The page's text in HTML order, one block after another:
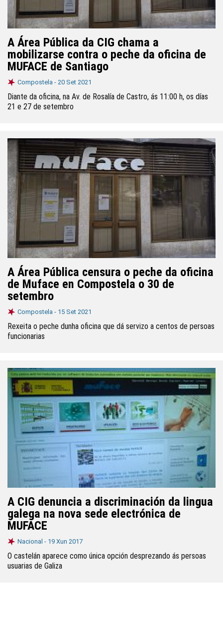
A Área Pública da CIG chama a
mobilizarse contra o peche da oficina de
MUFACE de Santiago
Compostela - 20 Set 2021
Diante da oficina, na Av. de Rosalía de Castro, ás 11:00 h, os días
21 e 27 de setembro
A Área Pública censura o peche da oficina
de Muface en Compostela o 30 de
setembro
Compostela - 15 Set 2021
Rexeita o peche dunha oficina que dá servizo a centos de persoas
funcionarias
A CIG denuncia a discriminación da lingua
galega na nova sede electrónica de
MUFACE
Nacional - 19 Xun 2017
O castelán aparece como única opción desprezando ás persoas
usuarias de Galiza